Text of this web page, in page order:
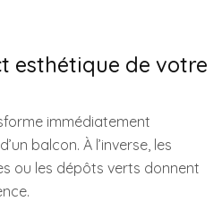
esthétique de votre
immédiatement
balcon. À l’inverse, les
ou les dépôts verts donnent